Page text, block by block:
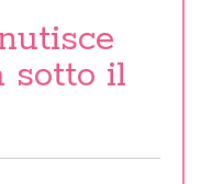
sotto il